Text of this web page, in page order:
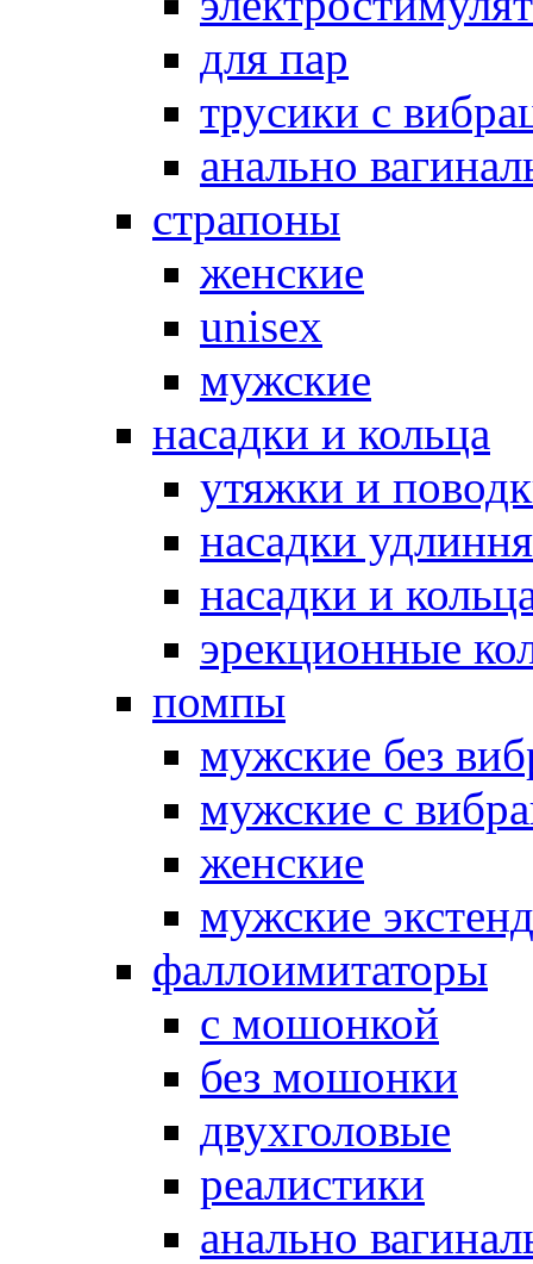
для пар
трусики с
анально
страпоны
женские
unisex
мужские
насадки и кольца
утяжки и
насадки
насадки и
эрекционные
помпы
мужские без
мужские с
женские
мужские
фаллоимитаторы
с мошонкой
без мошонки
двухголовые
реалистики
анально